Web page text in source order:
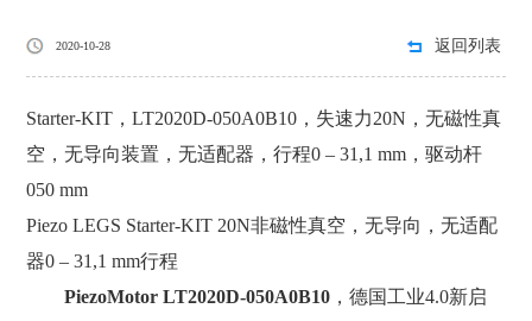
2020-10-28 返回列表
Starter-KIT，LT2020D-050A0B10，失速力20N，无磁性真
空，无导向装置，无适配器，行程0 – 31,1 mm，驱动杆
050 mm
Piezo LEGS Starter-KIT 20N非磁性真空，无导向，无适配
器0 – 31,1 mm行程
PiezoMotor LT2020D-050A0B10 ，德国工业4.0新启